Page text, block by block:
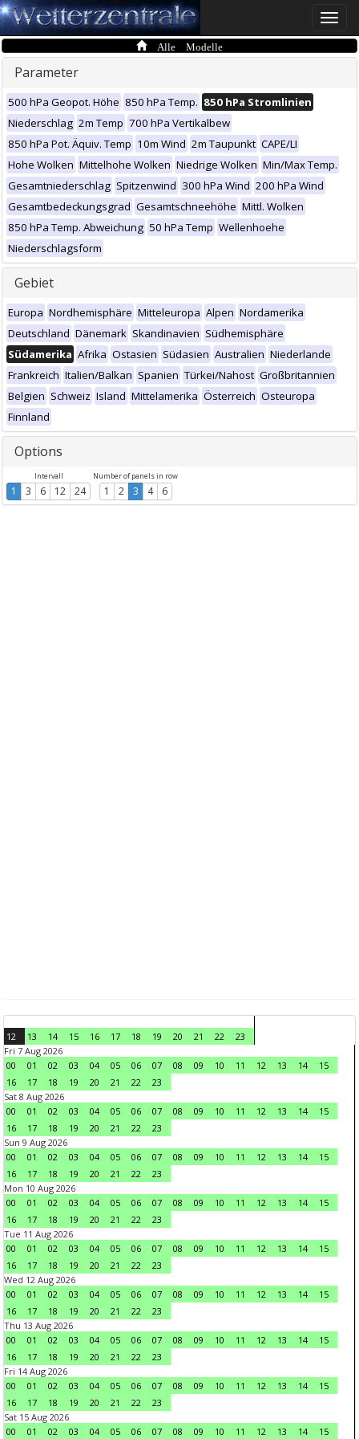
Toggle
Alle Modelle
Parameter
500 hPa Geopot. Höhe 850 hPa Temp. 850 hPa Stromlinien
Niederschlag 2m Temp 700 hPa Vertikalbew
850 hPa Pot. Äquiv. Temp 10m Wind 2m Taupunkt CAPE/LI
Hohe Wolken Mittelhohe Wolken Niedrige Wolken Min/Max Temp.
Gesamtniederschlag Spitzenwind 300 hPa Wind 200 hPa Wind
Gesamtbedeckungsgrad Gesamtschneehöhe Mittl. Wolken
850 hPa Temp. Abweichung 50 hPa Temp Wellenhoehe
Niederschlagsform
Gebiet
Europa Nordhemisphäre Mitteleuropa Alpen Nordamerika
Deutschland Dänemark Skandinavien Südhemisphäre
Südamerika Afrika Ostasien Südasien Australien Niederlande
Frankreich Italien/Balkan Spanien Türkei/Nahost Großbritannien
Belgien Schweiz Island Mittelamerika Österreich Osteuropa
Finnland
Options
Intervall
1 3 6 12 24
Number of panels in row
1 2 3 4 6
12 13 14 15 16 17 18 19 20 21 22
23
Fri 7 Aug 2026
00
01 02 03 04 05 06 07 08 09 10 11 12 13 14
15
16
17 18 19 20 21 22
23
Sat 8 Aug 2026
00
01 02 03 04 05 06 07 08 09 10 11 12 13 14
15
16
17 18 19 20 21 22
23
Sun 9 Aug 2026
00
01 02 03 04 05 06 07 08 09 10 11 12 13 14
15
16
17 18 19 20 21 22
23
Mon 10 Aug 2026
00
01 02 03 04 05 06 07 08 09 10 11 12 13 14
15
16
17 18 19 20 21 22
23
Tue 11 Aug 2026
00
01 02 03 04 05 06 07 08 09 10 11 12 13 14
15
16
17 18 19 20 21 22
23
Wed 12 Aug 2026
00
01 02 03 04 05 06 07 08 09 10 11 12 13 14
15
16
17 18 19 20 21 22
23
Thu 13 Aug 2026
00
01 02 03 04 05 06 07 08 09 10 11 12 13 14
15
16
17 18 19 20 21 22
23
Fri 14 Aug 2026
00
01 02 03 04 05 06 07 08 09 10 11 12 13 14
15
16
17 18 19 20 21 22
23
Sat 15 Aug 2026
00
01 02 03 04 05 06 07 08 09 10 11 12 13 14 15